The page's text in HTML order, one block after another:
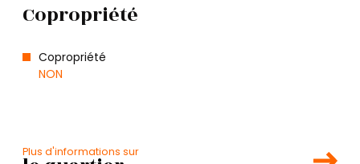
Copropriété
Copropriété
NON
Plus d'informations sur